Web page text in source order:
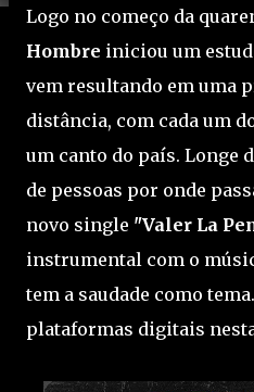
Logo no começo da
Hombre iniciou um
vem resultando em uma
distância, com cada um
um canto do país. Longe
de pessoas por onde
novo single "Valer La
instrumental com o
tem a saudade como
plataformas digitais